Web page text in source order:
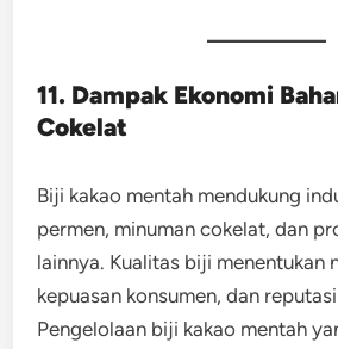
11. Dampak Ekonomi
Cokelat
Biji kakao mentah mendukung
permen, minuman cokelat, dan
lainnya. Kualitas biji menentukan
kepuasan konsumen, dan
Pengelolaan biji kakao mentah